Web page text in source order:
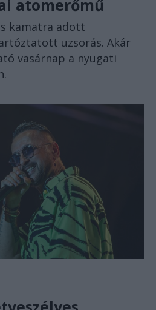
atomerőmű
kamatra adott
uzsorás. Akár
vasárnap a nyugati